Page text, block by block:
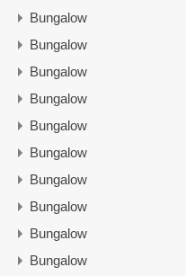
Bungalow
Bungalow
Bungalow
Bungalow
Bungalow
Bungalow
Bungalow
Bungalow
Bungalow
Bungalow